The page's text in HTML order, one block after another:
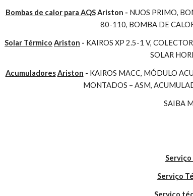
Bombas de calor para AQS Ariston - NUOS PRIMO,
80-110, BOMBA DE
Solar Térmico Ariston - KAIROS XP 2.5-1 V,
SOLAR
Acumuladores Ariston - KAIROS MACC, MÓDULO
MONTADOS – ASM,
SAIBA
Serviço
Serviço
Serviço